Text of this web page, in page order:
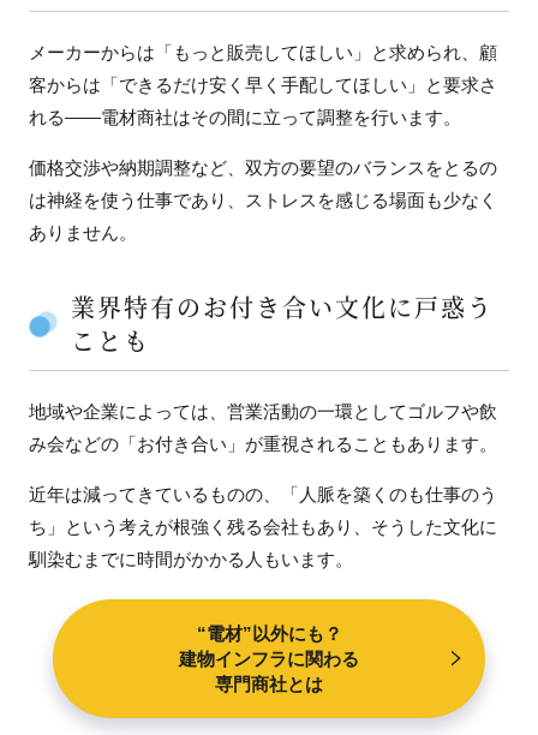
メーカーからは「もっと販売してほしい」と求められ、顧
客からは「できるだけ安く早く手配してほしい」と要求さ
れる——電材商社はその間に立って調整を行います。
価格交渉や納期調整など、双方の要望のバランスをとるの
は神経を使う仕事であり、ストレスを感じる場面も少なく
ありません。
業界特有のお付き合い文化に戸惑う
ことも
地域や企業によっては、営業活動の一環としてゴルフや飲
み会などの「お付き合い」が重視されることもあります。
近年は減ってきているものの、「人脈を築くのも仕事のう
ち」という考えが根強く残る会社もあり、そうした文化に
馴染むまでに時間がかかる人もいます。
“電材”以外にも？
建物インフラに関わる
専門商社とは